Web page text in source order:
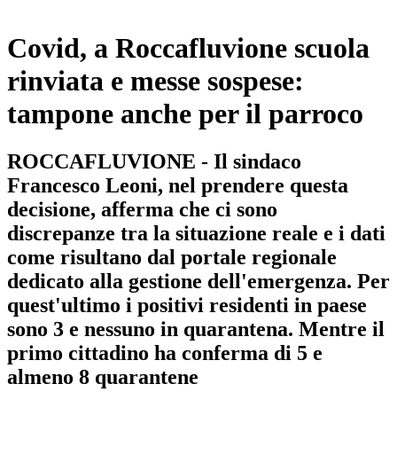
Covid, a Roccafluvione scuola
rinviata e messe sospese:
tampone anche per il parroco
ROCCAFLUVIONE - Il sindaco
Francesco Leoni, nel prendere questa
decisione, afferma che ci sono
discrepanze tra la situazione reale e i dati
come risultano dal portale regionale
dedicato alla gestione dell'emergenza. Per
quest'ultimo i positivi residenti in paese
sono 3 e nessuno in quarantena. Mentre il
primo cittadino ha conferma di 5 e
almeno 8 quarantene